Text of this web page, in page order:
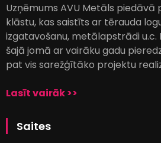
Uzņēmums AVU Metāls piedāvā
klāstu, kas saistīts ar tērauda
izgatavošanu, metālapstrādi u.c.
šajā jomā ar vairāku gadu
pat vis sarežģītāko projektu
Lasīt vairāk >>
Saites